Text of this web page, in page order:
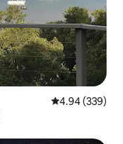
從 339 則評價
4.94 (339)